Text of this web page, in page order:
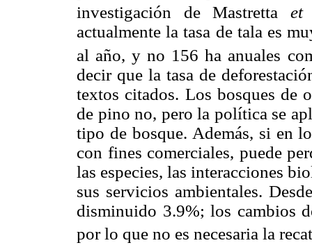
investigación de Mastretta et
actualmente la tasa de tala es
al año, y no 156 ha anuales
decir que la tasa de
textos citados. Los bosques de
de pino no, pero la política se
tipo de bosque. Además, si en
con fines comerciales, puede
las especies, las interacciones
sus servicios ambientales.
disminuido 3.9%; los cambios
por lo que no es necesaria la